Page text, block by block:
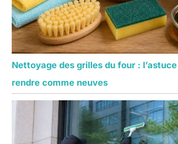
Nettoyage des grilles du four :
rendre comme neuves